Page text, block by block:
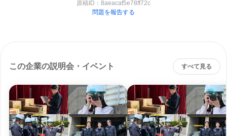
原稿ID： 8aeacaf5e78ff72c
問題を報告する
この企業の説明会・イベント すべて見る